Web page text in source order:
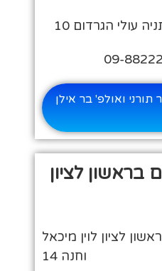
עולי הגרדום 10
ואולפ' בר אילן
לציון
לציון לוין מיכאל
וחנה 14